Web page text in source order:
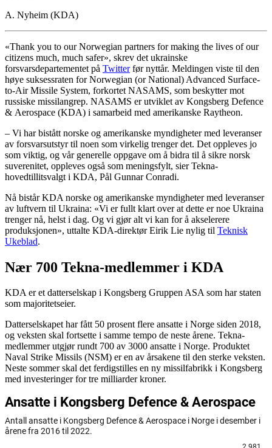
A. Nyheim (KDA)
«Thank you to our Norwegian partners for making the lives of our
citizens much, much safer», skrev det ukrainske
forsvarsdepartementet på Twitterfør nyttår. Meldingen viste til den
høye suksessraten for Norwegian (or National) Advanced Surface-
to-Air Missile System, forkortet NASAMS, som beskytter mot
russiske missilangrep. NASAMS er utviklet av Kongsberg Defence
& Aerospace (KDA) i samarbeid med amerikanske Raytheon.
– Vi har bistått norske og amerikanske myndigheter med leveranser
av forsvarsutstyr til noen som virkelig trenger det. Det oppleves jo
som viktig, og vår generelle oppgave om å bidra til å sikre norsk
suverenitet, oppleves også som meningsfylt, sier Tekna-
hovedtillitsvalgt i KDA, Pål Gunnar Conradi.
Nå bistår KDA norske og amerikanske myndigheter med leveranser
av luftvern til Ukraina: «Vi er fullt klart over at dette er noe Ukraina
trenger nå, helst i dag. Og vi gjør alt vi kan for å akselerere
produksjonen», uttalte KDA-direktør Eirik Lie nylig til Teknisk
Ukeblad.
Nær 700 Tekna-medlemmer i KDA
KDA er et datterselskap i Kongsberg Gruppen ASA som har staten
som majoritetseier.
Datterselskapet har fått 50 prosent flere ansatte i Norge siden 2018,
og veksten skal fortsette i samme tempo de neste årene. Tekna-
medlemmer utgjør rundt 700 av 3000 ansatte i Norge. Produktet
Naval Strike Missils (NSM) er en av årsakene til den sterke veksten.
Neste sommer skal det ferdigstilles en ny missilfabrikk i Kongsberg
med investeringer for tre milliarder kroner.